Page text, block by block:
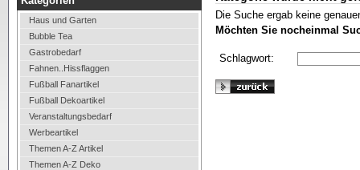
Haus und Garten
Bubble Tea
Gastrobedarf
Fahnen..Hissflaggen
Fußball Fanartikel
Fußball Dekoartikel
Veranstaltungsbedarf
Werbeartikel
Themen A-Z Artikel
Themen A-Z Deko
Die Suche ergab keine
Möchten Sie nocheinmal
Schlagwort: